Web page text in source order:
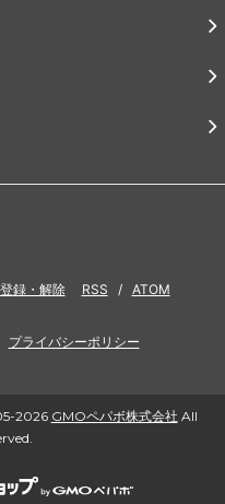
録・解除 RSS / ATOM
プライバシーポリシー
2026 GMOペパボ株式会社 All